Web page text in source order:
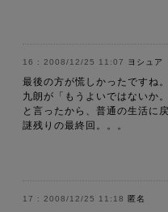
2008/12/25 11:07 ヨシュア
最後の方が慌しかったですね。
九朗が「もうよいではないか。
と言ったから、普通の生活に
謎残りの最終回。。。
2008/12/25 11:18 匿名